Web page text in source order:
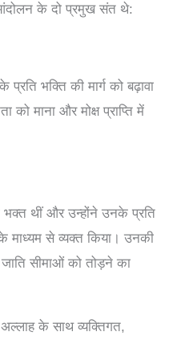
के दो प्रमुख संत थे:
भक्ति की मार्ग को बढ़ावा
को माना और मोक्ष प्राप्ति में
भक्त थीं और उन्होंने उनके प्रति
माध्यम से व्यक्त किया। उनकी
जाति सीमाओं को तोड़ने का
के साथ व्यक्तिगत,